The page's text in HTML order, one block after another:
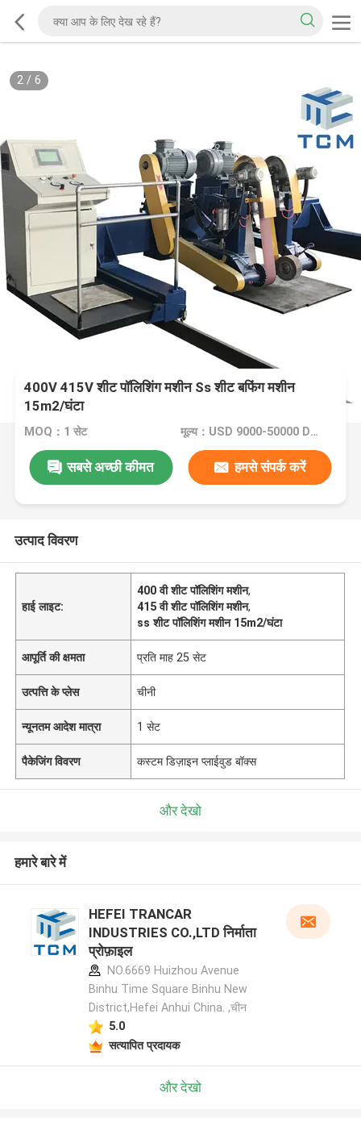
2/ 6
400V 415V शीट पॉलिशिंग मशीन Ss शीट बफिंग मशीन
15m2/घंटा
MOQ：1 सेट मूल्य：USD 9000-50000 Dollar per set
सबसे अच्छी कीमत हमसे संपर्क करें
उत्पाद विवरण
हाई लाइट:
400 वी शीट पॉलिशिंग मशीन,
415 वी शीट पॉलिशिंग मशीन,
ss शीट पॉलिशिंग मशीन 15m2/घंटा
आपूर्ति की क्षमता प्रति माह 25 सेट
उत्पत्ति के प्लेस चीनी
न्यूनतम आदेश मात्रा 1 सेट
पैकेजिंग विवरण कस्टम डिज़ाइन प्लाईवुड बॉक्स
और देखो
हमारे बारे में
HEFEI TRANCAR
INDUSTRIES CO.,LTD निर्माता
प्रोफ़ाइल
NO.6669 Huizhou Avenue
Binhu Time Square Binhu New
District,Hefei Anhui China. ,चीन
5.0
सत्यापित प्रदायक
और देखो